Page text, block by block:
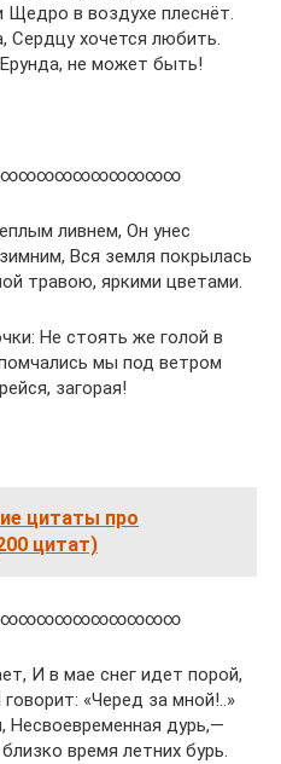
Щедро в воздухе плеснёт.
хочется любить.
не может быть!
ливнем, Он унес
Вся земля покрылась
травою, яркими цветами.
Не стоять же голой в
мы под ветром
загорая!
цитаты про
цитат)
И в мае снег идет порой,
«Черед за мной!..»
Несвоевременная дурь,—
время летних бурь.